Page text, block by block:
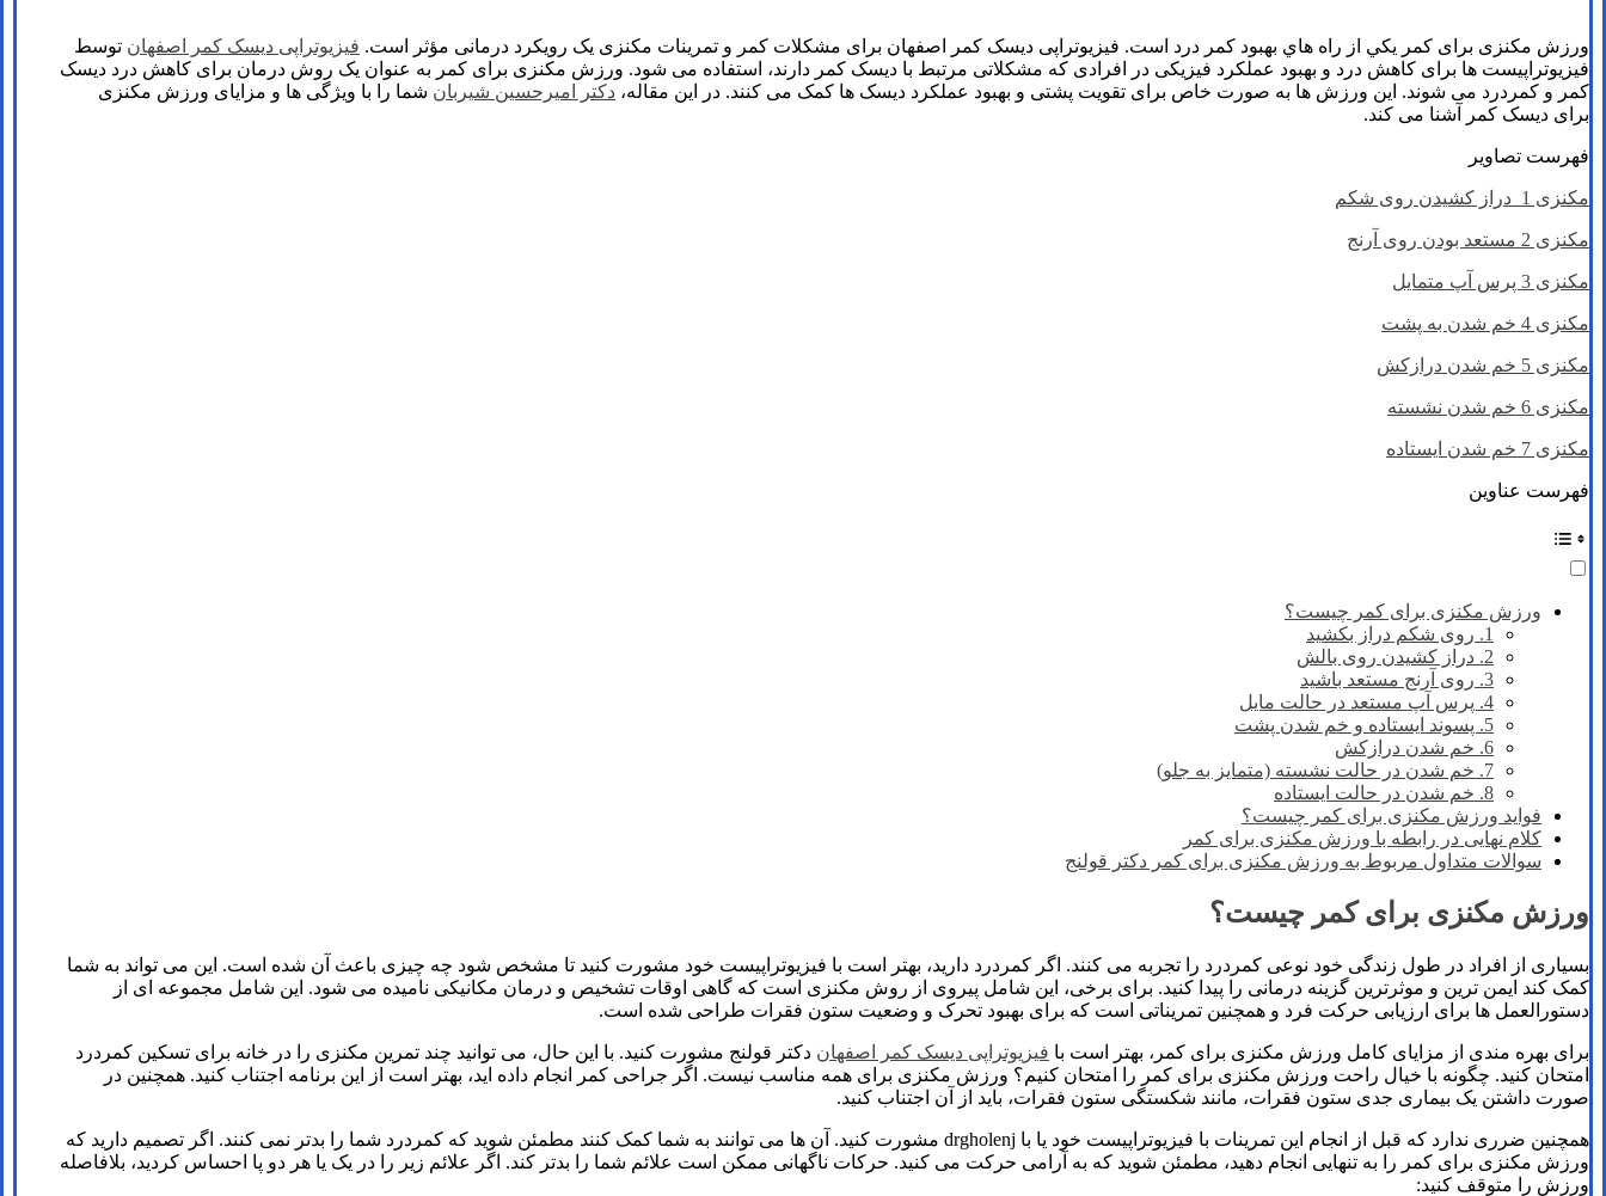
ورزش مکنزی برای کمر يکي از راه هاي بهبود کمر درد است. فیزیوتراپی دیسک کمر اصفهان برای مشکلات کمر و تمرینات مکنزی یک رویکرد درمانی مؤثر است. فیزیوتراپی دیسک کمر اصفهان توسط
فیزیوتراپیست‌ ها برای کاهش درد و بهبود عملکرد فیزیکی در افرادی که مشکلاتی مرتبط با دیسک کمر دارند، استفاده می ‌شود. ورزش‌ مکنزی برای کمر به عنوان یک روش درمان برای کاهش درد دیسک
کمر و کمردرد می ‌شوند. این ورزش‌ ها به صورت خاص برای تقویت پشتی و بهبود عملکرد دیسک‌ ها کمک می‌ کنند. در این مقاله، دکتر اميرحسين شيربان شما را با ویژگی‌ ها و مزایای ورزش مکنزی
برای دیسک کمر آشنا می ‌کند.
فهرست تصاویر
مکنزی 1 دراز کشیدن روی شکم
مکنزی 2 مستعد بودن روی آرنج
مکنزی 3 پرس آپ متمایل
مکنزی 4 خم شدن به پشت
مکنزی 5 خم شدن درازکش
مکنزی 6 خم شدن نشسته
مکنزی 7 خم شدن ایستاده
فهرست عناوین
ورزش مکنزی برای کمر چیست؟
1. روی شکم دراز بکشید
2. دراز کشیدن روی بالش
3. روی آرنج مستعد باشید
4. پرس آپ مستعد در حالت مایل
5. پسوند ایستاده و خم شدن پشت
6. خم شدن درازکش
7. خم شدن در حالت نشسته (متمایز به جلو)
8. خم شدن در حالت ایستاده
فواید ورزش مکنزی برای کمر چیست؟
کلام نهایی در رابطه با ورزش مکنزی برای کمر
سوالات متداول مربوط به ورزش مکنزی برای کمر دکتر قولنج
ورزش مکنزی برای کمر چیست؟
بسیاری از افراد در طول زندگی خود نوعی کمردرد را تجربه می کنند. اگر کمردرد دارید، بهتر است با فیزیوتراپیست خود مشورت کنید تا مشخص شود چه چیزی باعث آن شده است. این می تواند به شما
کمک کند ایمن ترین و موثرترین گزینه درمانی را پیدا کنید. برای برخی، این شامل پیروی از روش مکنزی است که گاهی اوقات تشخیص و درمان مکانیکی نامیده می شود. این شامل مجموعه ای از
دستورالعمل ها برای ارزیابی حرکت فرد و همچنین تمریناتی است که برای بهبود تحرک و وضعیت ستون فقرات طراحی شده است.
برای بهره مندی از مزایای کامل ورزش مکنزی برای کمر، بهتر است با فیزیوتراپی دیسک کمر اصفهان دکتر قولنج مشورت کنید. با این حال، می ‌توانید چند تمرین مکنزی را در خانه برای تسکین کمردرد
امتحان کنید. چگونه با خیال راحت ورزش مکنزی برای کمر را امتحان کنیم؟ ورزش مکنزی برای همه مناسب نیست. اگر جراحی کمر انجام داده اید، بهتر است از این برنامه اجتناب کنید. همچنین در
صورت داشتن یک بیماری جدی ستون فقرات، مانند شکستگی ستون فقرات، باید از آن اجتناب کنید.
همچنین ضرری ندارد که قبل از انجام این تمرینات با فیزیوتراپیست خود یا با drgholenj مشورت کنید. آن ها می توانند به شما کمک کنند مطمئن شوید که کمردرد شما را بدتر نمی کنند. اگر تصمیم دارید که
ورزش مکنزی برای کمر را به تنهایی انجام دهید، مطمئن شوید که به آرامی حرکت می کنید. حرکات ناگهانی ممکن است علائم شما را بدتر کند. اگر علائم زیر را در یک یا هر دو پا احساس کردید، بلافاصله
ورزش را متوقف کنید: